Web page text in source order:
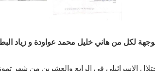
لكل من هاني خليل محمد عواودة و زياد